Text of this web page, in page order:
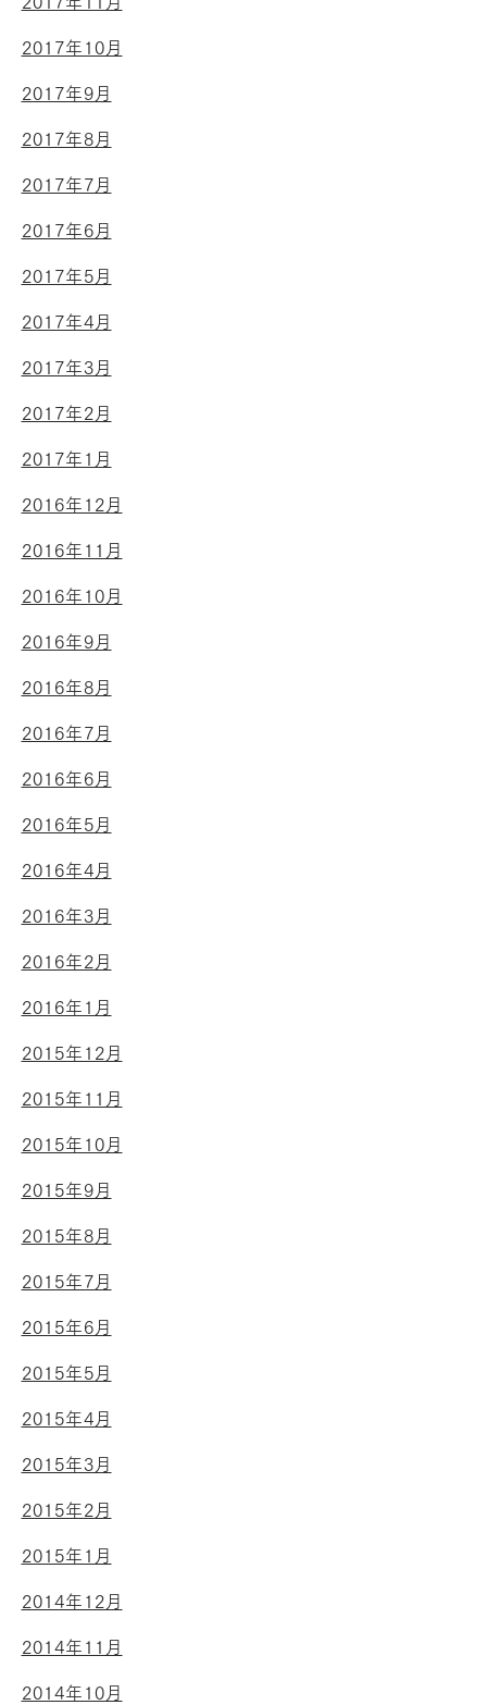
2017年10月
2017年9月
2017年8月
2017年7月
2017年6月
2017年5月
2017年4月
2017年3月
2017年2月
2017年1月
2016年12月
2016年11月
2016年10月
2016年9月
2016年8月
2016年7月
2016年6月
2016年5月
2016年4月
2016年3月
2016年2月
2016年1月
2015年12月
2015年11月
2015年10月
2015年9月
2015年8月
2015年7月
2015年6月
2015年5月
2015年4月
2015年3月
2015年2月
2015年1月
2014年12月
2014年11月
2014年10月